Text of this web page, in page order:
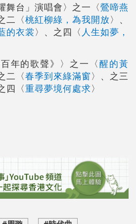
舞台」演唱會〉之一〈鶯啼燕
二〈桃紅柳綠，為我開放〉、
的衣裳〉、之四〈 人生如夢，
百年的歌聲》〉之一〈醒的黃
二〈春季到來綠滿窗〉、之三
四〈重尋夢境何處求〉